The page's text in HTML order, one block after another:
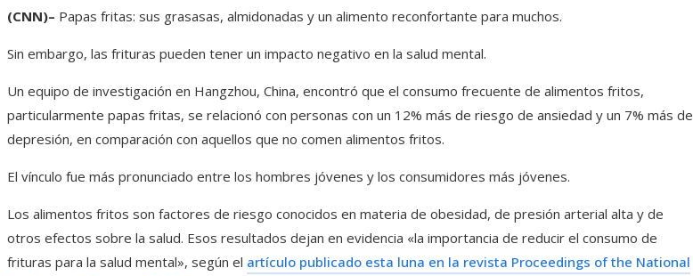
(CNN)– Papas fritas: sus grasasas, almidonadas y un alimento reconfortante para muchos.
Sin embargo, las frituras pueden tener un impacto negativo en la salud mental.
Un equipo de investigación en Hangzhou, China, encontró que el consumo frecuente de alimentos fritos,
particularmente papas fritas, se relacionó con personas con un 12% más de riesgo de ansiedad y un 7% más de
depresión, en comparación con aquellos que no comen alimentos fritos.
El vínculo fue más pronunciado entre los hombres jóvenes y los consumidores más jóvenes.
Los alimentos fritos son factores de riesgo conocidos en materia de obesidad, de presión arterial alta y de
otros efectos sobre la salud. Esos resultados dejan en evidencia «la importancia de reducir el consumo de
frituras para la salud mental», según el artículo publicado esta luna en la revista Proceedings of the National